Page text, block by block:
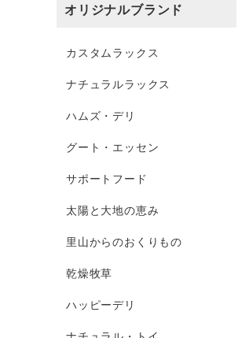
オリジナルブランド
カスタムラックス
ナチュラルラックス
ハムズ・デリ
グート・エッセン
サポートフード
太陽と大地の恵み
里山からのおくりもの
乾燥牧草
ハッピーデリ